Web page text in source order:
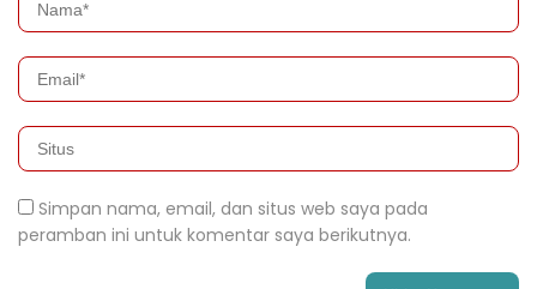
Simpan nama, email, dan situs web saya pada
peramban ini untuk komentar saya berikutnya.